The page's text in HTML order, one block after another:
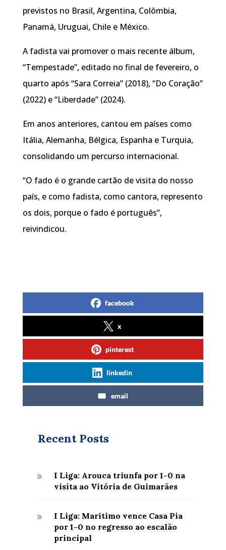
previstos no Brasil, Argentina, Colômbia,
Panamá, Uruguai, Chile e México.
A fadista vai promover o mais recente álbum,
“Tempestade”, editado no final de fevereiro, o
quarto após “Sara Correia” (2018), “Do Coração”
(2022) e “Liberdade” (2024).
Em anos anteriores, cantou em países como
Itália, Alemanha, Bélgica, Espanha e Turquia,
consolidando um percurso internacional.
“O fado é o grande cartão de visita do nosso
país, e como fadista, como cantora, represento
os dois, porque o fado é português”,
reivindicou.
facebook
x
pinterest
linkedin
email
Recent Posts
9
I Liga: Arouca triunfa por 1-0 na
visita ao Vitória de Guimarães
9
I Liga: Marítimo vence Casa Pia
por 1-0 no regresso ao escalão
principal